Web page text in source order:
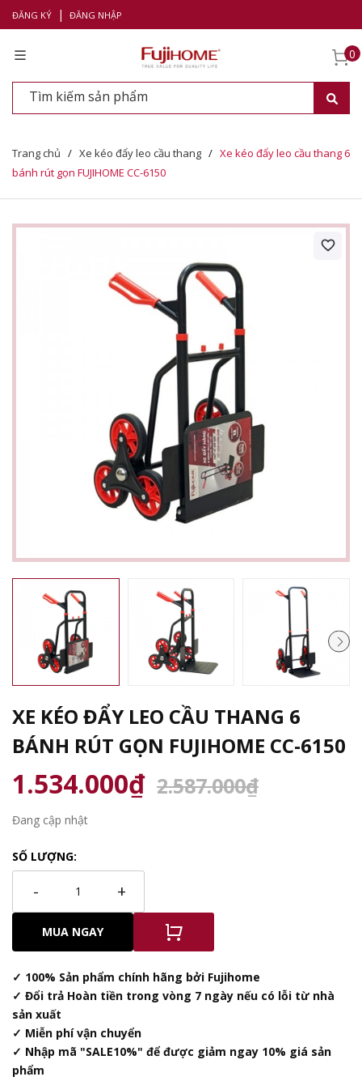
ĐĂNG KÝ | ĐĂNG NHẬP
0
Trang chủ / Xe kéo đẩy leo cầu thang / Xe kéo đẩy leo cầu thang 6
bánh rút gọn FUJIHOME CC-6150
XE KÉO ĐẨY LEO CẦU THANG 6
BÁNH RÚT GỌN FUJIHOME CC-6150
1.534.000₫ 2.587.000₫
Đang cập nhật
SỐ LƯỢNG:
- +
MUA NGAY
✓ 100% Sản phẩm chính hãng bởi Fujihome
✓ Đổi trả Hoàn tiền trong vòng 7 ngày nếu có lỗi từ nhà
sản xuất
✓ Miễn phí vận chuyển
✓ Nhập mã "SALE10%" để được giảm ngay 10% giá sản
phẩm